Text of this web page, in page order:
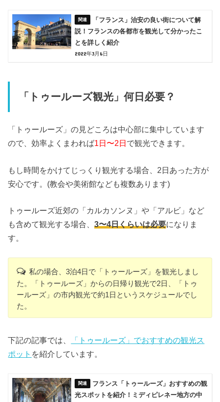
「フランス」治安の良い街について解
説！フランスの各都市を観光して分かったこ
とを詳しく紹介
2022年3月6日
「トゥールーズ観光」何日必要？
「トゥールーズ」の見どころは中心部に集中しています
ので、効率よくまわれば1日〜2日で観光できます。
もし時間をかけてじっくり観光する場合、2日あった方が
安心です。(教会や美術館なども複数あります)
トゥールーズ近郊の「カルカソンヌ」や「アルビ」など
も含めて観光する場合、3〜4日くらいは必要になりま
す。
私の場合、3泊4日で「トゥールーズ」を観光しまし
た。「トゥールーズ」からの日帰り観光で2日、「トゥ
ールーズ」の市内観光で約1日というスケジュールでし
た。
下記の記事では、
「トゥールーズ」でおすすめの観光ス
ポット を紹介しています。
フランス「トゥールーズ」おすすめの観
光スポットを紹介！ミディピレネー地方の中